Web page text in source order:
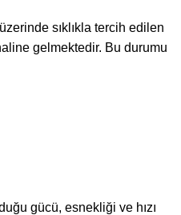
sıklıkla tercih edilen
gelmektedir. Bu durumu
gücü, esnekliği ve hızı